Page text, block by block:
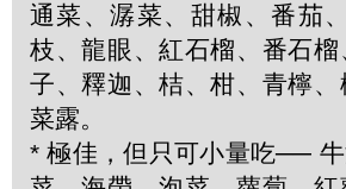
通菜、潺菜、甜椒、番茄
枝、龍眼、紅石榴、番石
子、釋迦、桔、柑、青檸
菜露。
* 極佳，但只可小量吃──